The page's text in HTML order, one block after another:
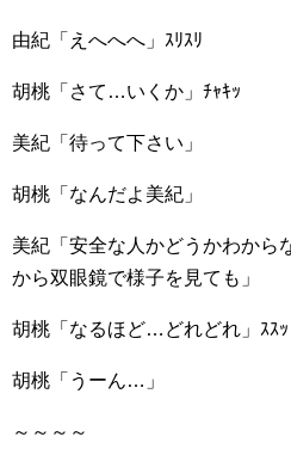
由紀「えへへへ」ｽﾘｽﾘ
胡桃「さて…いくか」ﾁｬｷｯ
美紀「待って下さい」
胡桃「なんだよ美紀」
美紀「安全な人かどうかわから
から双眼鏡で様子を見ても」
胡桃「なるほど…どれどれ」ｽｽｯ
胡桃「うーん…」
～～～～